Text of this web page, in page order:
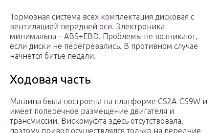
Тормозная система всех комплектация дисковая с
вентиляцией передней оси. Электроника
минимальна – ABS+EBD. Проблемы не возникают,
если диски не перегревались. В противном случае
начнется битье педали.
Ходовая часть
Машина была построена на платформе CS2A-CS9W и
имеет поперечное размещение двигателя и
трансмиссии. Вискомуфта здесь отсутствовала,
поэтому привод осуществлялся только на передние